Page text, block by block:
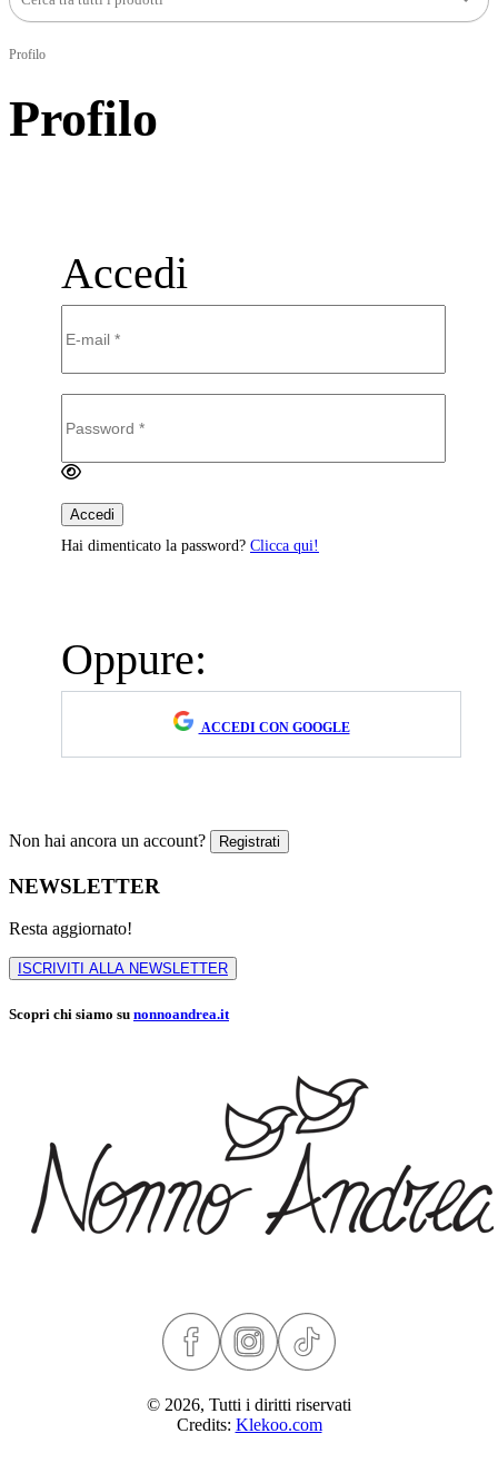
Profilo
Profilo
Accedi
Hai dimenticato la password? Clicca qui!
Oppure:
ACCEDI CON GOOGLE
Non hai ancora un account?
NEWSLETTER
Resta aggiornato!
ISCRIVITI ALLA NEWSLETTER
Scopri chi siamo su nonnoandrea.it
© 2026, Tutti i diritti riservati
Credits: Klekoo.com